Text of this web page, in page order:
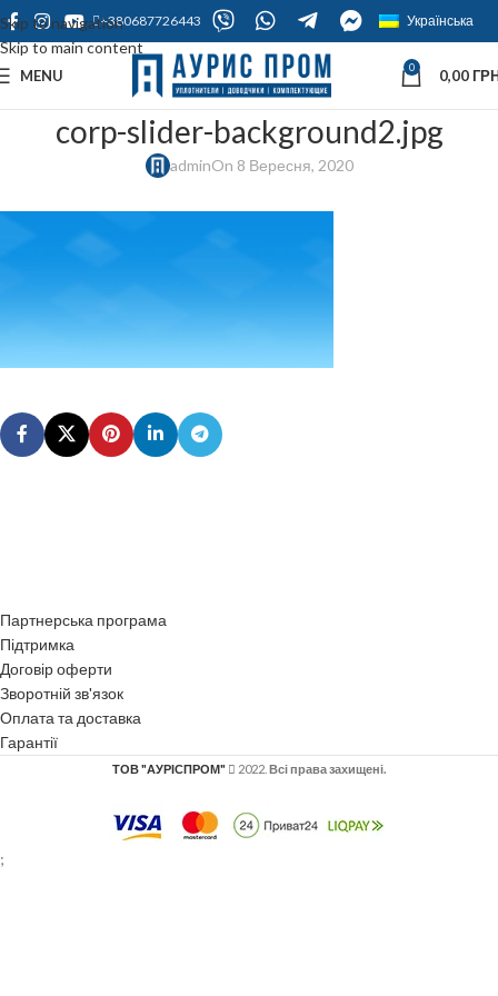
Skip to navigation
Skip to main content
+380687726443 Українська
MENU 0 0,00
corp-slider-background2.jpg
adminOn 8 Вересня, 2020
Партнерська програма
Підтримка
Договір оферти
Зворотній зв'язок
Оплата та доставка
Гарантії
ТОВ "АУРІСПРОМ" 2022. Всі права захищені.
;